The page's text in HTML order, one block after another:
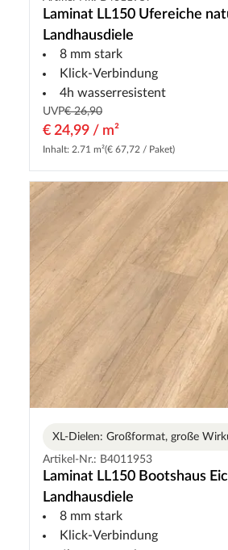
Laminat LL150 Ufereiche
Landhausdiele
8 mm stark
Klick-Verbindung
4h wasserresistent
UVP€ 26,90
€ 24,99 / m²
Inhalt: 2.71 m²(€ 67,72 / Paket)
XL-Dielen: Großformat, große
Artikel-Nr.: B4011953
Laminat LL150 Bootshaus
Landhausdiele
8 mm stark
Klick-Verbindung